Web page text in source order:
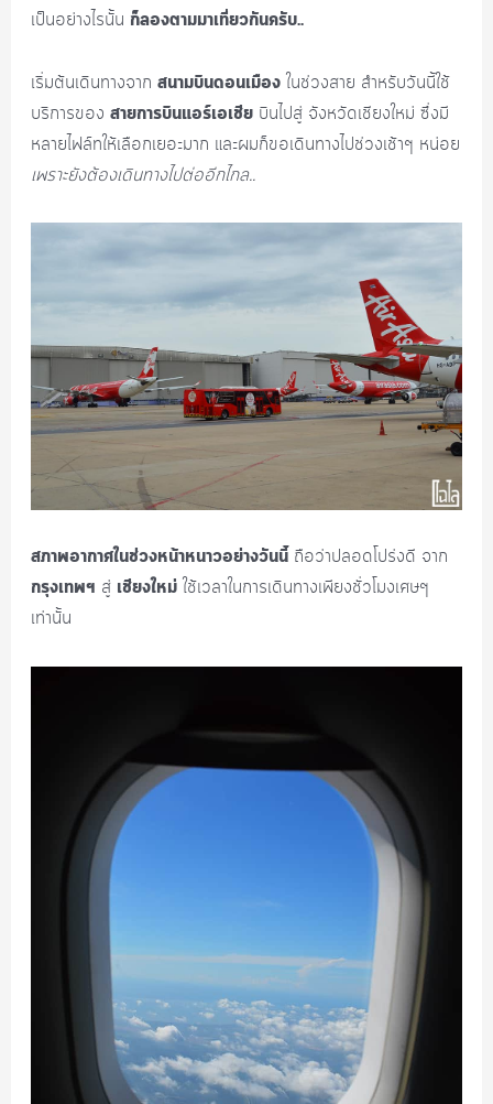
เป็นอย่างไรนั้น ก็ลองตามมาเที่ยวกันครับ..
เริ่มต้นเดินทางจาก สนามบินดอนเมืองในช่วงสาย สำหรับวันนี้ใช้
บริการของ สายการบินแอร์เอเชียบินไปสู่ จังหวัดเชียงใหม่ ซึ่งมี
หลายไฟล์ทให้เลือกเยอะมาก และผมก็ขอเดินทางไปช่วงเช้าๆ หน่อย
เพราะยังต้องเดินทางไปต่ออีกไกล..
สภาพอากาศในช่วงหน้าหนาวอย่างวันนี้ถือว่าปลอดโปร่งดี จาก
กรุงเทพฯ สู่ เชียงใหม่ใช้เวลาในการเดินทางเพียงชั่วโมงเศษๆ
เท่านั้น